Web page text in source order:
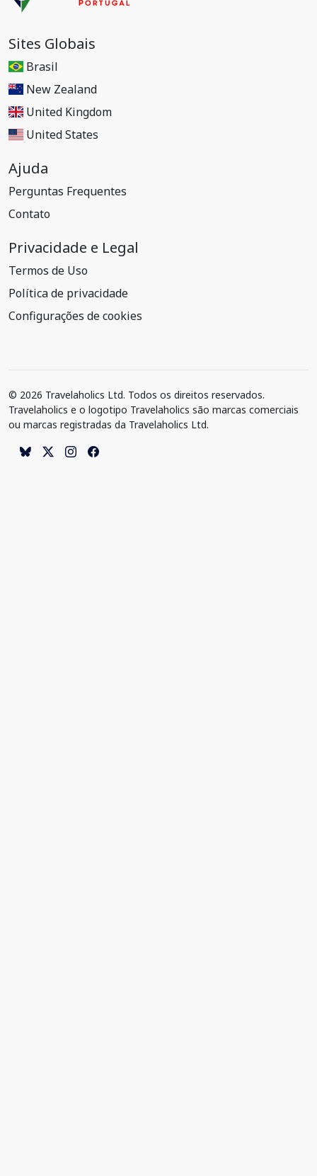
Sites Globais
Brasil
New Zealand
United Kingdom
United States
Ajuda
Perguntas Frequentes
Contato
Privacidade e Legal
Termos de Uso
Política de privacidade
Configurações de cookies
© 2026 Travelaholics Ltd. Todos os direitos reservados.
Travelaholics e o logotipo Travelaholics são marcas comerciais
ou marcas registradas da Travelaholics Ltd.